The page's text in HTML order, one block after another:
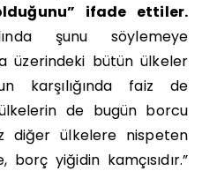
ifade ettiler.
şunu söylemeye
üzerindeki bütün ülkeler
karşılığında faiz de
de bugün borcu
diğer ülkelere nispeten
yiğidin kamçısıdır.”